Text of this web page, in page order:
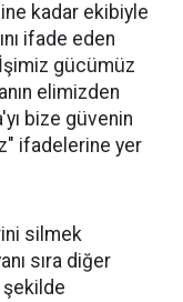
kadar ekibiyle
ifade eden
gücümüz
elimizden
bize güvenin
ifadelerine yer
silmek
sıra diğer